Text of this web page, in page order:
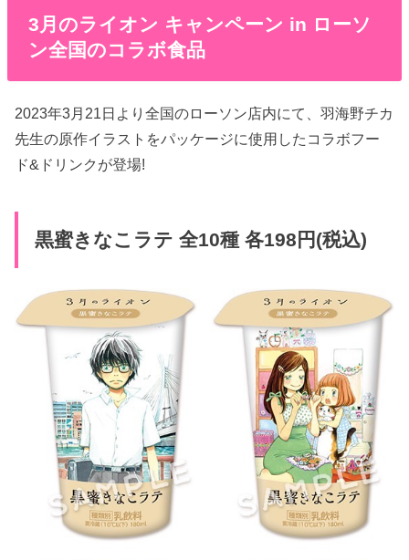
3月のライオン キャンペーン in ローソ
ン全国のコラボ食品
2023年3月21日より全国のローソン店内にて、羽海野チカ
先生の原作イラストをパッケージに使用したコラボフー
ド&ドリンクが登場!
黒蜜きなこラテ 全10種 各198円(税込)